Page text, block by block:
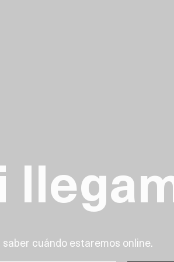
cuándo estaremos online.